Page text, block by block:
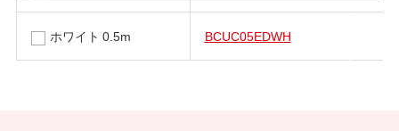
ホワイト 0.5m BCUC05EDWH